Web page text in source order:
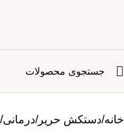
خانه دستکش حریر درمانی